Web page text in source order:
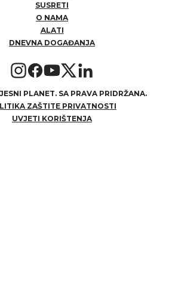
SUSRETI
O NAMA
ALATI
DNEVNA DOGAĐANJA
PLANET. SA PRAVA PRIDRŽANA.
ZAŠTITE PRIVATNOSTI
UVJETI KORIŠTENJA